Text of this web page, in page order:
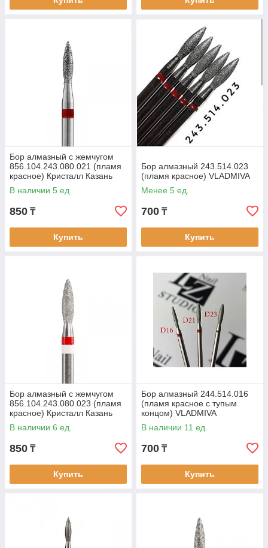
Бор алмазный с жемчугом
856.104.243.080.021 (пламя
красное) Кристалл Казань
В наличии 5 ед.
850 ₸
Купить
Бор алмазный 243.514.023
(пламя красное) VLADMIVA
Менее 5 ед.
700 ₸
Купить
Бор алмазный с жемчугом
856.104.243.080.023 (пламя
красное) Кристалл Казань
В наличии 6 ед.
850 ₸
Купить
Бор алмазный 244.514.016
(пламя красное с тупым
концом) VLADMIVA
В наличии 11 ед.
700 ₸
Купить